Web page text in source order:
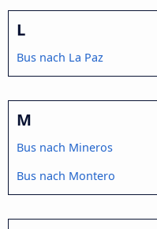
L
Bus nach La Paz
M
Bus nach Mineros
Bus nach Montero